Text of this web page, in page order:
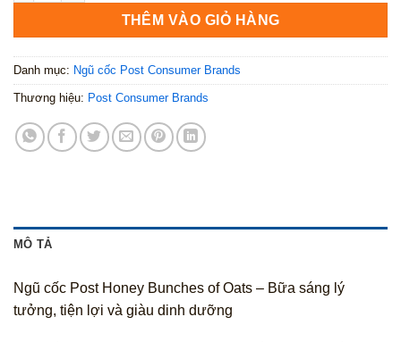
THÊM VÀO GIỎ HÀNG
Danh mục: Ngũ cốc Post Consumer Brands
Thương hiệu: Post Consumer Brands
MÔ TẢ
Ngũ cốc Post Honey Bunches of Oats – Bữa sáng lý
tưởng, tiện lợi và giàu dinh dưỡng